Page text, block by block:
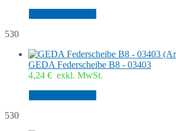
530
GEDA Federscheibe B8 - 03403
4,24 € exkl. MwSt.
530